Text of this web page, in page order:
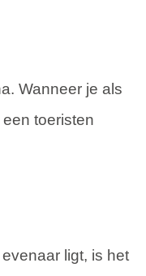
Wanneer je als
toeristen
ligt, is het